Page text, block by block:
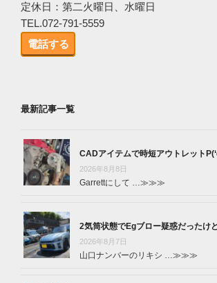
定休日：第二火曜日、水曜日
TEL.072-791-5559
電話する
最新記事一覧
CADアイテムで時短アウトレット
2026年8月8日
Garrettにして …≫≫≫
2気筒状態でEgブロー疑惑だったけ
2026年8月7日
山口ナンバーのリキシ …≫≫≫